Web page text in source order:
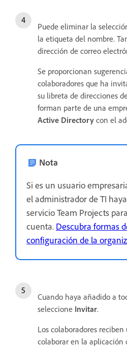
Puede eliminar la
la etiqueta del nombre.
dirección de correo
Se proporcionan
colaboradores que ha
su libreta de direcciones
forman parte de una
Active Directory con el
Nota
Si es un usuario
el administrador de TI
servicio Team Projects
cuenta. Descubra formas
configuración de la
Cuando haya añadido a
seleccione Invitar.
Los colaboradores
colaborar en la aplicación